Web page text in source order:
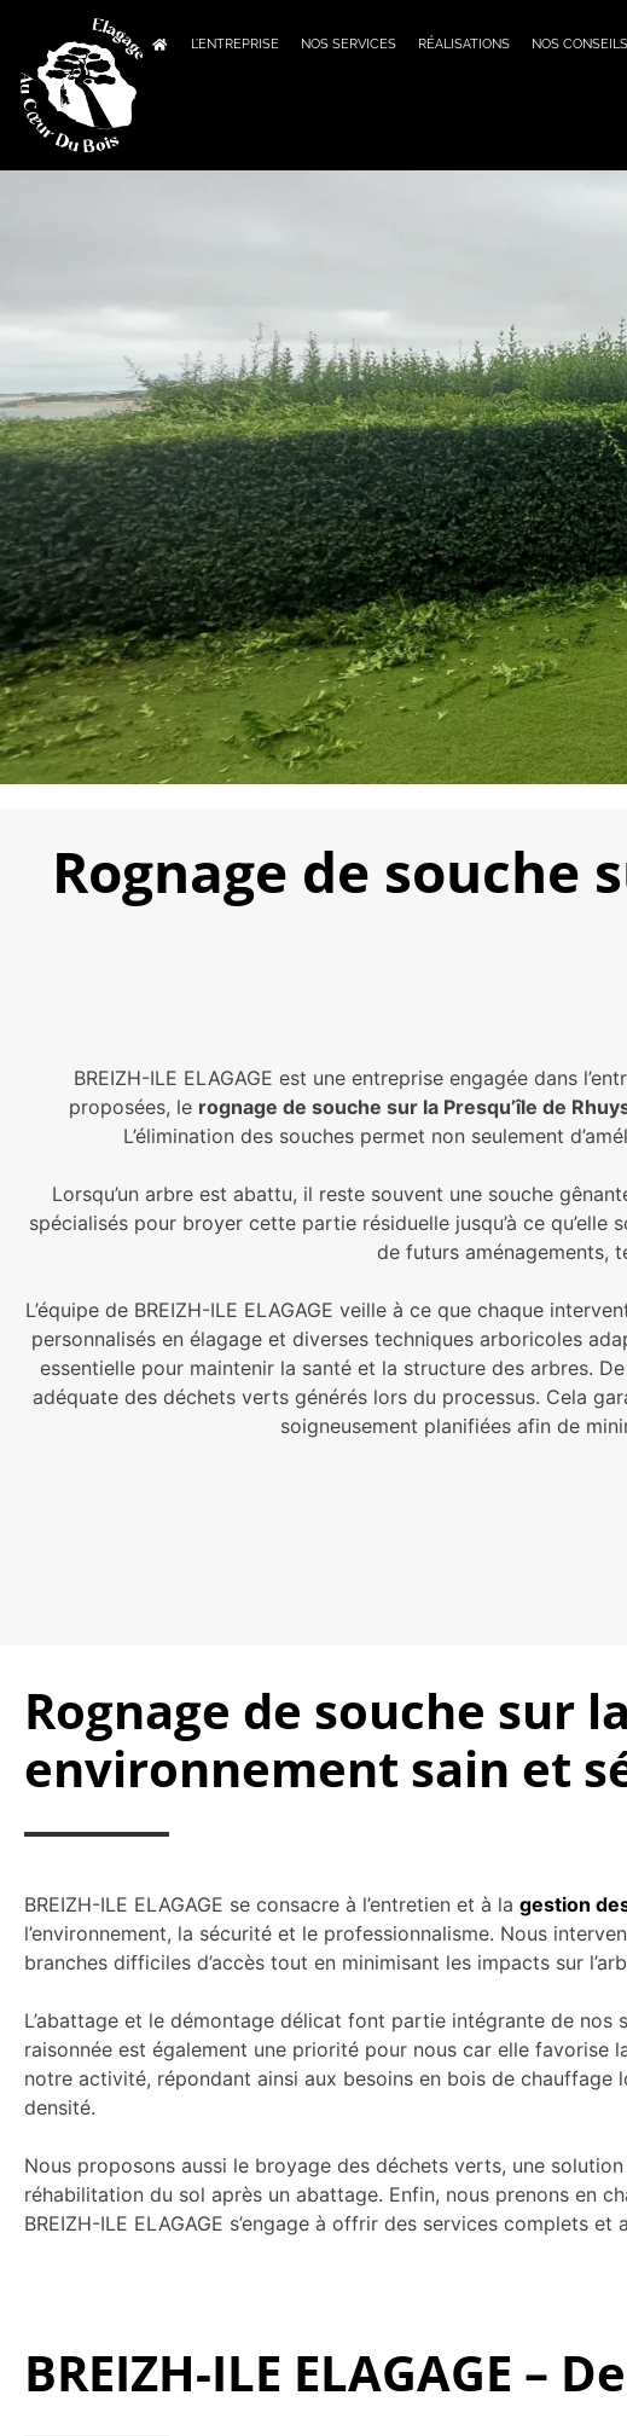
L’ENTREPRISE NOS SERVICES RÉALISATIONS NOS CONSEILS
Rognage de souche
BREIZH-ILE ELAGAGE est une entreprise engagée dans
proposées, le rognage de souche sur la Presqu’île de
L’élimination des souches permet non seulement
Lorsqu’un arbre est abattu, il reste souvent une souche
spécialisés pour broyer cette partie résiduelle jusqu’à ce
de futurs aménagements,
L’équipe de BREIZH-ILE ELAGAGE veille à ce que chaque
personnalisés en élagage et diverses techniques arboricoles
essentielle pour maintenir la santé et la structure des arbres.
adéquate des déchets verts générés lors du processus. Cela
soigneusement planifiées afin de
Rognage de souche sur
environnement sain et
BREIZH-ILE ELAGAGE se consacre à l’entretien et à la gestion
l’environnement, la sécurité et le professionnalisme. Nous
branches difficiles d’accès tout en minimisant les impacts sur
L’abattage et le démontage délicat font partie intégrante de
raisonnée est également une priorité pour nous car elle
notre activité, répondant ainsi aux besoins en bois de chauffage
densité.
Nous proposons aussi le broyage des déchets verts, une
réhabilitation du sol après un abattage. Enfin, nous prenons en
BREIZH-ILE ELAGAGE s’engage à offrir des services complets
BREIZH-ILE ELAGAGE –